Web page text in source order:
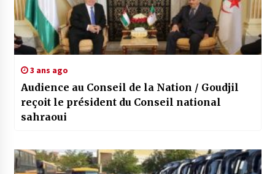
3 ans ago
Audience au Conseil de la Nation / Goudjil
reçoit le président du Conseil national
sahraoui